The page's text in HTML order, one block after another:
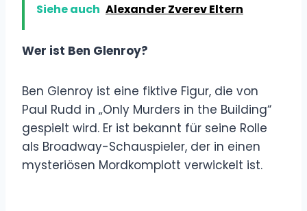
Siehe auch Alexander Zverev Eltern
Wer ist Ben Glenroy?
Ben Glenroy ist eine fiktive Figur, die von
Paul Rudd in „Only Murders in the Building“
gespielt wird. Er ist bekannt für seine Rolle
als Broadway-Schauspieler, der in einen
mysteriösen Mordkomplott verwickelt ist.